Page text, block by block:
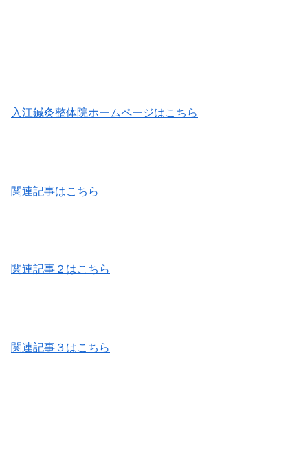
入江鍼灸整体院ホームページはこちら
関連記事はこちら
関連記事２はこちら
関連記事３はこちら